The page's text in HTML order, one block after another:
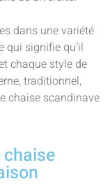
dans une variété
qui signifie qu’il
chaque style de
traditionnel,
chaise scandinave